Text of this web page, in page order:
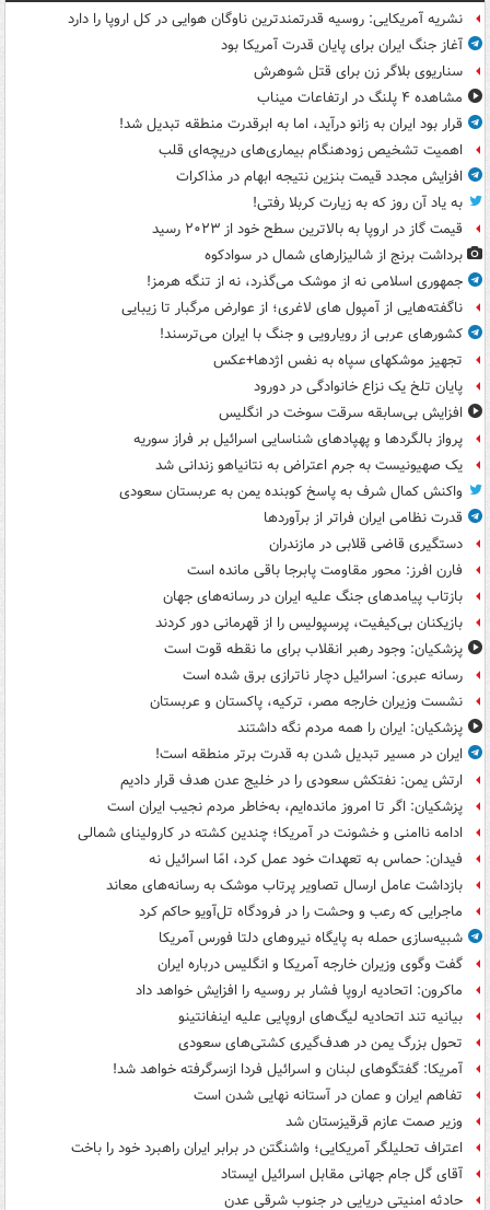
نشریه آمریکایی: روسیه قدرتمندترین ناوگان هوایی در کل اروپا را دارد
آغاز جنگ ایران برای پایان قدرت آمریکا بود
سناریوی بلاگر زن برای قتل شوهرش
مشاهده ۴ پلنگ در ارتفاعات میناب
قرار بود ایران به زانو درآید، اما به ابرقدرت منطقه تبدیل شد!
اهمیت تشخیص زودهنگام بیماری‌های دریچه‌ای قلب
افزایش مجدد قیمت بنزین نتیجه ابهام در مذاکرات
به یاد آن روز که به زیارت کربلا رفتی!
قیمت گاز در اروپا به بالاترین سطح خود از ۲۰۲۳ رسید
برداشت برنج از شالیزارهای شمال در سوادکوه
جمهوری اسلامی نه از موشک می‌گذرد، نه از تنگه هرمز!
ناگفته‌هایی از آمپول های لاغری؛ از عوارض مرگبار تا زیبایی
کشورهای عربی از رویارویی و جنگ با ایران می‌ترسند!
تجهیز موشکهای سپاه به نفس اژدها+عکس
پایان تلخ یک نزاع خانوادگی در دورود
افزایش بی‌سابقه سرقت سوخت در انگلیس
پرواز بالگردها و پهپادهای شناسایی اسرائیل بر فراز سوریه
یک صهیونیست به جرم اعتراض به نتانیاهو زندانی شد
واکنش کمال شرف به پاسخ کوبنده یمن به عربستان سعودی
قدرت نظامی ایران فراتر از برآوردها
دستگیری قاضی قلابی در مازندران
فارن افرز: محور مقاومت پابرجا باقی مانده است
بازتاب پیامدهای جنگ علیه ایران در رسانه‌های جهان
بازیکنان بی‌کیفیت، پرسپولیس را از قهرمانی دور کردند
پزشکیان: وجود رهبر انقلاب برای ما نقطه قوت است
رسانه عبری: اسرائیل دچار ناترازی برق شده است
نشست وزیران خارجه مصر، ترکیه، پاکستان و عربستان
پزشکیان: ایران را همه مردم نگه داشتند
ایران در مسیر تبدیل شدن به قدرت برتر منطقه است!
ارتش یمن: نفتکش سعودی را در خلیج عدن هدف قرار دادیم
پزشکیان: اگر تا امروز مانده‌ایم، به‌خاطر مردم نجیب ایران است
ادامه ناامنی و خشونت در آمریکا؛ چندین کشته در کارولینای شمالی
فیدان: حماس به تعهدات خود عمل کرد، امّا اسرائیل نه
بازداشت عامل ارسال تصاویر پرتاب موشک به رسانه‌های معاند
ماجرایی که رعب و وحشت را در فرودگاه تل‌آویو حاکم کرد
شبیه‌سازی حمله به پایگاه نیروهای دلتا فورس آمریکا
گفت وگوی وزیران خارجه آمریکا و انگلیس درباره ایران
ماکرون: اتحادیه اروپا فشار بر روسیه را افزایش خواهد داد
بیانیه تند اتحادیه لیگ‌های اروپایی علیه اینفانتینو
تحول بزرگ یمن در هدف‌گیری کشتی‌های سعودی
آمریکا: گفتگوهای لبنان و اسرائیل فردا ازسرگرفته خواهد شد!
تفاهم ایران و عمان در آستانه نهایی شدن است
وزیر صمت عازم قرقیزستان شد
اعتراف تحلیلگر آمریکایی؛ واشنگتن در برابر ایران راهبرد خود را باخت
آقای گل جام جهانی مقابل اسرائیل ایستاد
حادثه امنیتی دریایی در جنوب شرقی عدن